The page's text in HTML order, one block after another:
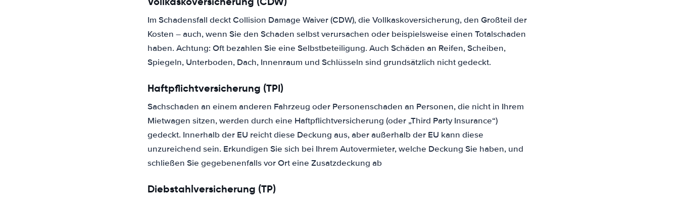
Im Schadensfall deckt Collision Damage Waiver (CDW), die Vollkaskoversicherung, den Großteil der
Kosten – auch, wenn Sie den Schaden selbst verursachen oder beispielsweise einen Totalschaden
haben. Achtung: Oft bezahlen Sie eine Selbstbeteiligung. Auch Schäden an Reifen, Scheiben,
Spiegeln, Unterboden, Dach, Innenraum und Schlüsseln sind grundsätzlich nicht gedeckt.
Haftpflichtversicherung (TPI)
Sachschaden an einem anderen Fahrzeug oder Personenschaden an Personen, die nicht in Ihrem
Mietwagen sitzen, werden durch eine Haftpflichtversicherung (oder „Third Party Insurance“)
gedeckt. Innerhalb der EU reicht diese Deckung aus, aber außerhalb der EU kann diese
unzureichend sein. Erkundigen Sie sich bei Ihrem Autovermieter, welche Deckung Sie haben, und
schließen Sie gegebenenfalls vor Ort eine Zusatzdeckung ab
Diebstahlversicherung (TP)